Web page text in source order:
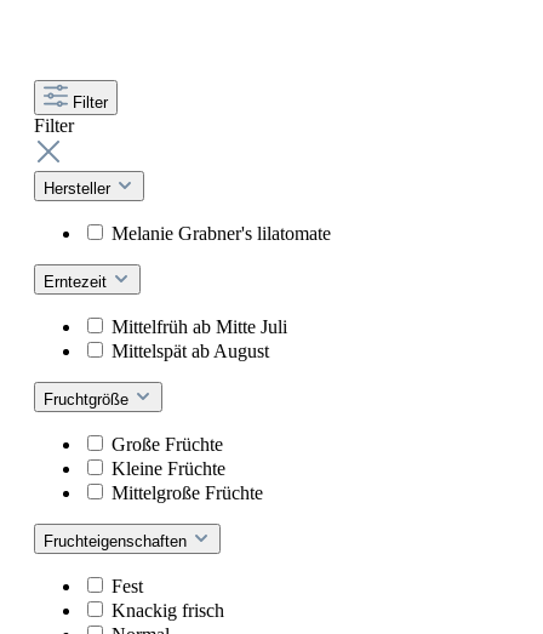
Filter
Filter
Hersteller
Melanie Grabner's lilatomate
Erntezeit
Mittelfrüh ab Mitte Juli
Mittelspät ab August
Fruchtgröße
Große Früchte
Kleine Früchte
Mittelgroße Früchte
Fruchteigenschaften
Fest
Knackig frisch